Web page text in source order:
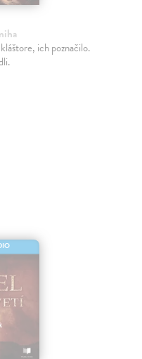
ich poznačilo.